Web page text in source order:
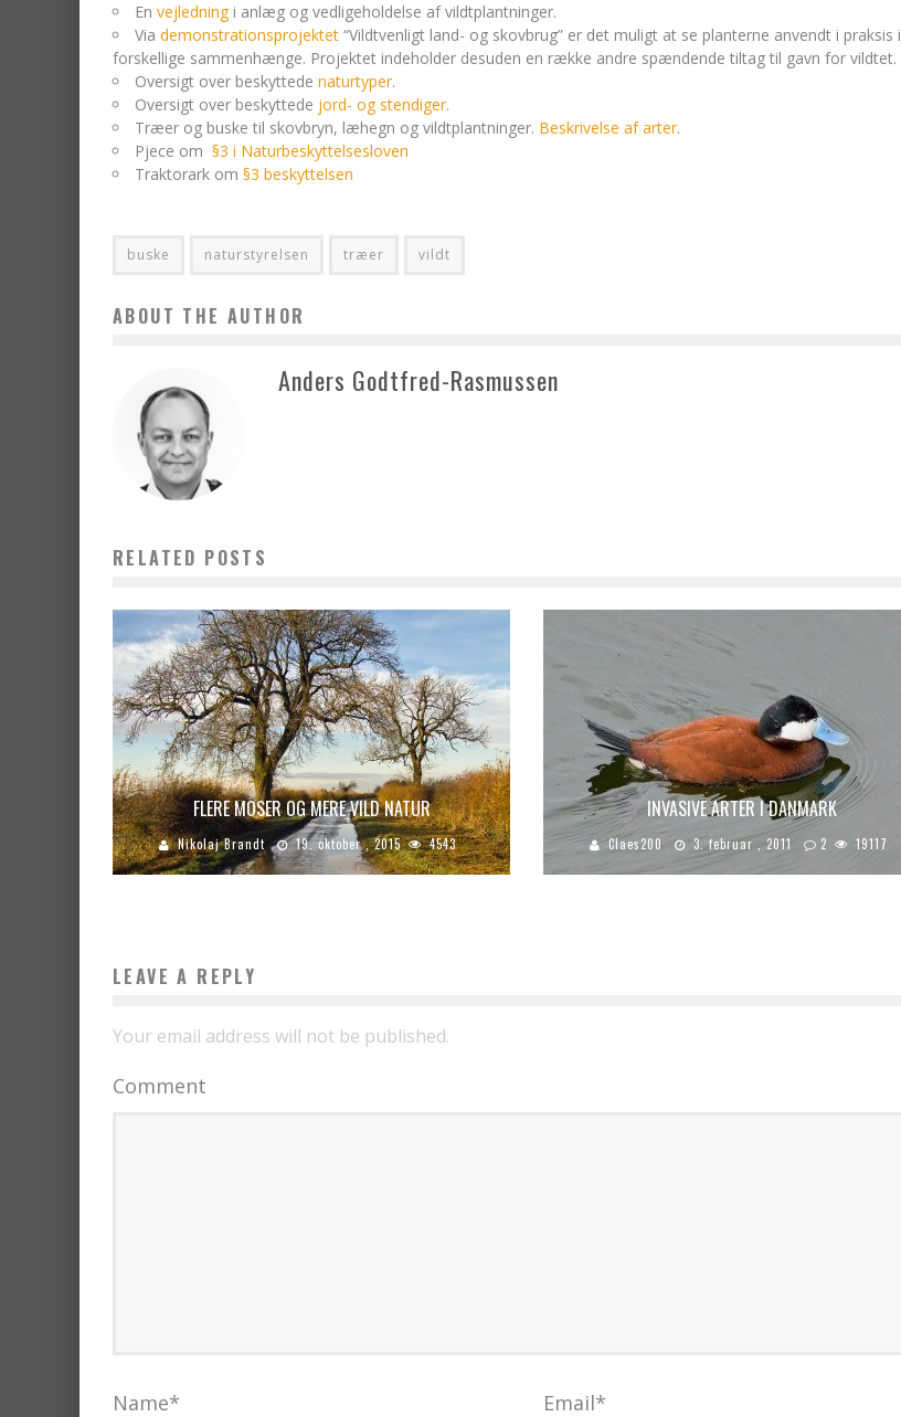
En vejledning i anlæg og vedligeholdelse af vildtplantninger.
Via demonstrationsprojektet “Vildtvenligt land- og skovbrug” er det muligt at se planterne anvendt i praksis i
forskellige sammenhænge. Projektet indeholder desuden en række andre spændende tiltag til gavn for vildtet.
Oversigt over beskyttede naturtyper.
Oversigt over beskyttede jord- og stendiger.
Træer og buske til skovbryn, læhegn og vildtplantninger. Beskrivelse af arter.
Pjece om §3 i Naturbeskyttelsesloven
Traktorark om §3 beskyttelsen
buske naturstyrelsen træer vildt
ABOUT THE AUTHOR
Anders Godtfred-Rasmussen
RELATED POSTS
FLERE MOSER OG MERE VILD NATUR
Nikolaj Brandt 19. oktober , 2015 4543
INVASIVE ARTER I DANMARK
Claes200 3. februar , 2011 2 19117
LEAVE A REPLY
Your email address will not be published.
Comment
Name* Email*